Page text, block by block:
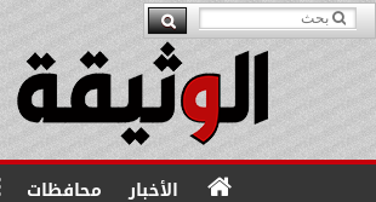
الأخبار محافظات